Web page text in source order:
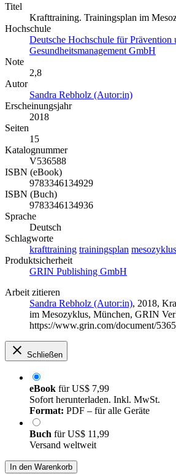
Titel
Krafttraining. Trainingsplan im
Hochschule
Deutsche Hochschule für Prävention
Gesundheitsmanagement GmbH
Note
2,8
Autor
Sandra Rebholz (Autor:in)
Erscheinungsjahr
2018
Seiten
15
Katalognummer
V536588
ISBN (eBook)
9783346134929
ISBN (Buch)
9783346134936
Sprache
Deutsch
Schlagworte
krafttraining trainingsplan mesozyklus
Produktsicherheit
GRIN Publishing GmbH
Arbeit zitieren
Sandra Rebholz (Autor:in), 2018,
im Mesozyklus, München, GRIN
https://www.grin.com/document/
Schließen
eBook fürUS$ 7,99
Sofort herunterladen. Inkl. MwSt.
Format: PDF – für alle Geräte
Buch fürUS$ 11,99
Versand weltweit
In den Warenkorb